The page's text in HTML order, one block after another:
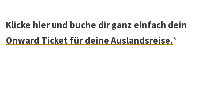
Klicke hier und buche dir ganz einfach dein
Onward Ticket für deine Auslandsreise.*